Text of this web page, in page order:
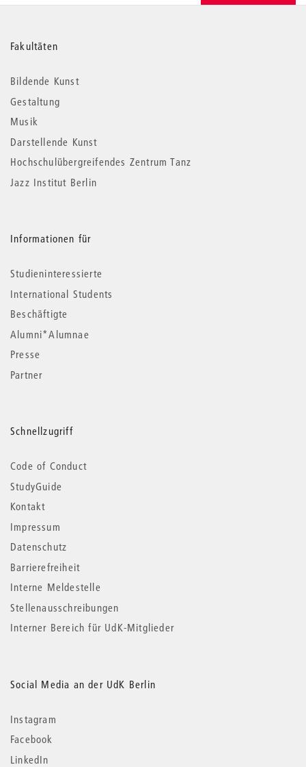
Weitere
Informationen
Fakultäten
Bildende Kunst
Gestaltung
Musik
Darstellende Kunst
Hochschulübergreifendes Zentrum Tanz
Jazz Institut Berlin
Informationen für
Studieninteressierte
International Students
Beschäftigte
Alumni*Alumnae
Presse
Partner
Schnellzugriff
Code of Conduct
StudyGuide
Kontakt
Impressum
Datenschutz
Barrierefreiheit
Interne Meldestelle
Stellenausschreibungen
Interner Bereich für UdK-Mitglieder
Social Media an der UdK Berlin
Instagram
Facebook
LinkedIn